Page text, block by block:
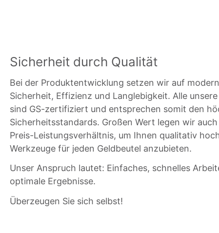
Sicherheit durch Qualität
Bei der Produktentwicklung setzen wir auf
Sicherheit, Effizienz und Langlebigkeit. Alle
sind GS-zertifiziert und entsprechen somit den
Sicherheitsstandards. Großen Wert legen wir
Preis-Leistungsverhältnis, um Ihnen qualitativ
Werkzeuge für jeden Geldbeutel anzubieten.
Unser Anspruch lautet: Einfaches, schnelles
optimale Ergebnisse.
Überzeugen Sie sich selbst!